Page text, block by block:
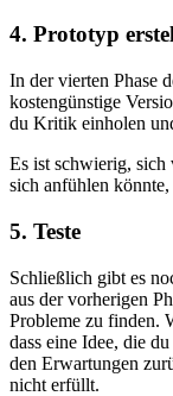
4. Prototyp
In der vierten Phase
kostengünstige
du Kritik einholen
Es ist schwierig, sich
sich anfühlen
5. Teste
Schließlich gibt es
aus der vorherigen
Probleme zu finden.
dass eine Idee, die
den Erwartungen
nicht erfüllt.